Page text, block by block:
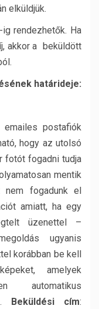
elküldjük.
rendezhetők. Ha
akkor a beküldött
határideje:
emailes postafiók
hogy az utolsó
fotót fogadni tudja
mentik
nem fogadunk el
amiatt, ha egy
üzenettel –
ugyanis
korábban be kell
amelyek
automatikus
Beküldési cím: